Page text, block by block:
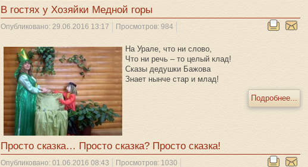
В гостях у Хозяйки Медной горы
Опубликовано: 29.06.2016 13:17 Просмотров: 984
На Урале, что ни слово,
Что ни речь – то целый клад!
Сказы дедушки Бажова
Знает нынче стар и млад!
Подробнее...
Просто сказка… Просто сказка? Просто сказка!
Опубликовано: 01.06.2016 08:43 Просмотров: 1030